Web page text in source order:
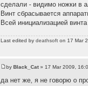
сделали - видимо ножки в
Винт сбрасывается
Всей инициализацией
Last edited bydeathsoft on 17 Mar
byBlack_Cat» 17 Mar 2009,
да нет же, я не говорю о